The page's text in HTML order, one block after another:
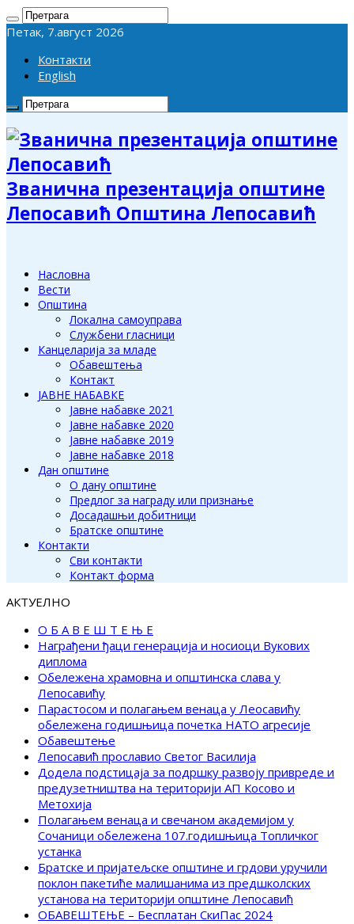
Петак, 7.август 2026
Контакти
English
Званична презентација општине
Лепосавић Општина Лепосавић
Насловна
Вести
Општина
Локална самоуправа
Службени гласници
Канцеларија за младе
Обавештења
Контакт
ЈАВНЕ НАБАВКЕ
Јавне набавке 2021
Јавне набавке 2020
Јавне набавке 2019
Јавне набавке 2018
Дан општине
О дану општине
Предлог за награду или признање
Досадашњи добитници
Братске општине
Контакти
Сви контакти
Контакт форма
АКТУЕЛНО
О Б А В Е Ш Т Е Њ Е
Награђени ђаци генерација и носиоци Вукових
диплома
Обележена храмовна и општинска слава у
Лепосавићу
Парастосом и полагањем венаца у Леосавићу
обележена годишњица почетка НАТО агресије
Обавештење
Лепосавић прославио Светог Василија
Додела подстицаја за подршку развоју привреде и
предузетништва на територији АП Косово и
Метохија
Полагањем венаца и свечаном академијом у
Сочаници обележена 107.годишњица Топличког
устанка
Братске и пријатељске општине и грдови уручили
поклон пакетиће малишанима из предшколских
установа на територији општине Лепосавић
ОБАВЕШТЕЊЕ – Бесплатан СкиПас 2024